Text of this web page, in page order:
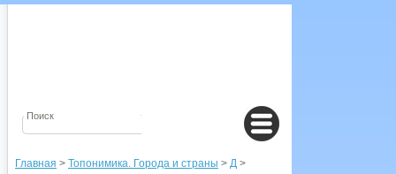
Главная > Топонимика. Города и страны > Д >